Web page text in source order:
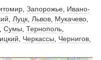
Запорожье Ивано-
Луцк Львов Мукачево
Сумы Тернополь
Черкассы
Чернигов,